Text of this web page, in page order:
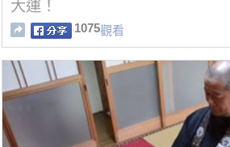
大運！
1075觀看